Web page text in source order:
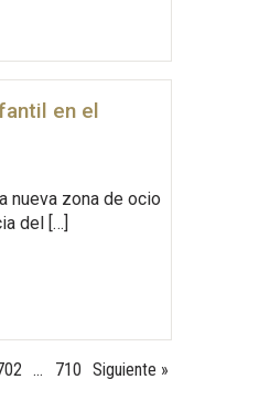
en el
nueva zona de ocio
del […]
… 710 Siguiente »